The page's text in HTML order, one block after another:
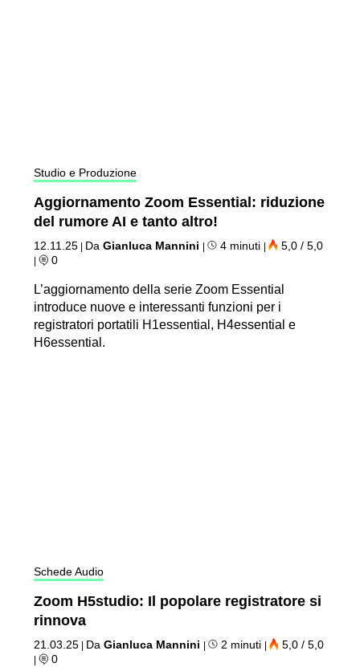
Studio e Produzione
Aggiornamento Zoom Essential: riduzione
del rumore AI e tanto altro!
12.11.25 DaGianluca Mannini | 4 minuti | 5,0 / 5,0
| 0
L’aggiornamento della serie Zoom Essential
introduce nuove e interessanti funzioni per i
registratori portatili H1essential, H4essential e
H6essential.
Schede Audio
Zoom H5studio: Il popolare registratore si
rinnova
21.03.25 DaGianluca Mannini | 2 minuti | 5,0 / 5,0
| 0